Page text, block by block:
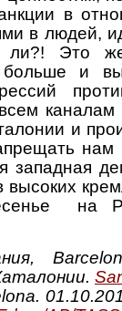
в
в людей,
Это же
больше и
и
западная
на